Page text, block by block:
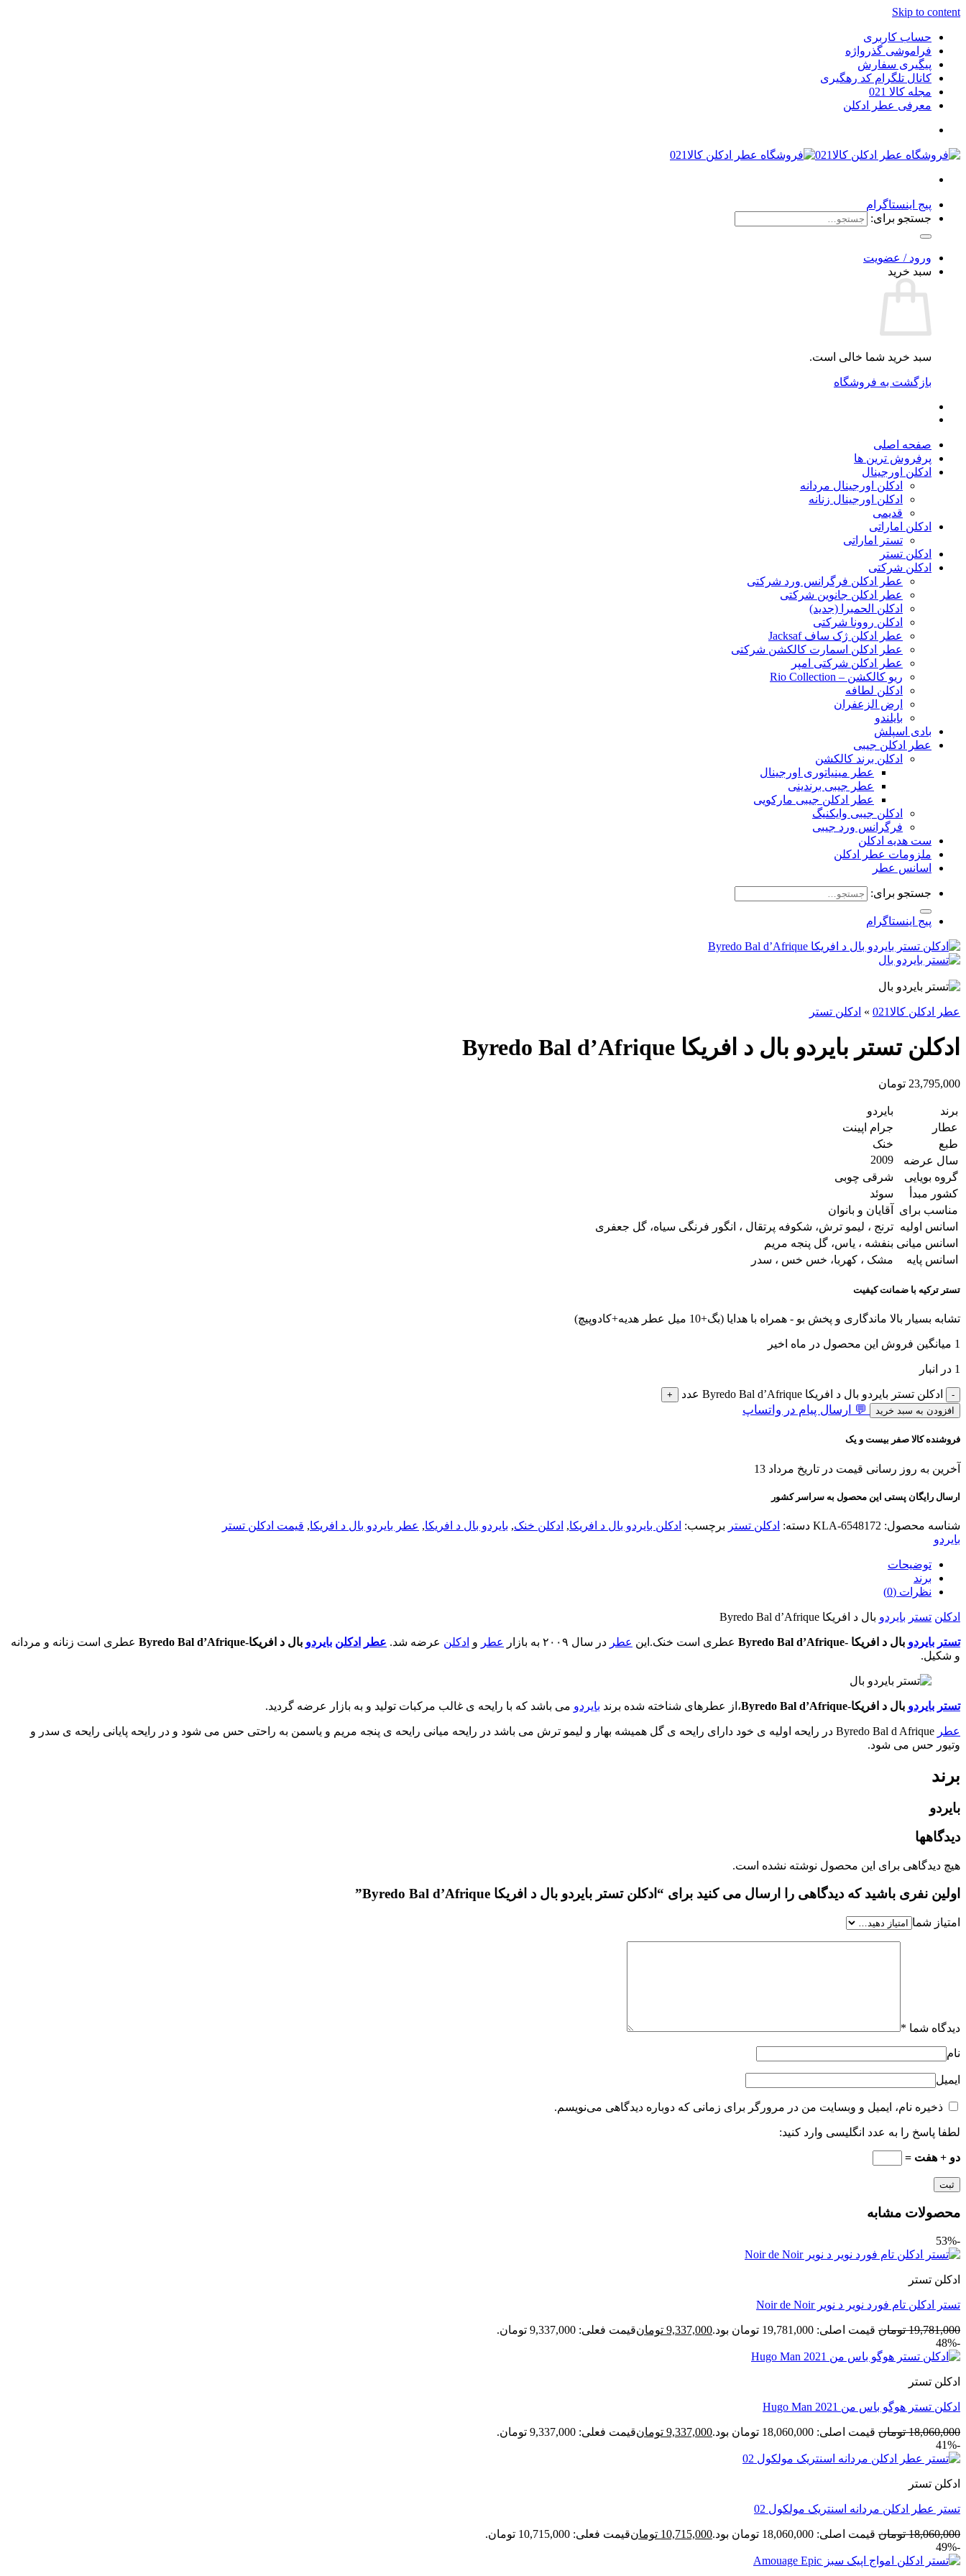
Skip to content
حساب کاربری
فراموشی گذرواژه
پیگیری سفارش
کانال تلگرام کد رهگیری
مجله کالا 021
معرفی عطر ادکلن
پیج اینستاگرام
جستجو برای:
ورود / عضویت
سبد خرید
سبد خرید شما خالی است.
بازگشت به فروشگاه
صفحه اصلی
پرفروش ترین ها
ادکلن اورجینال
ادکلن اورجینال مردانه
ادکلن اورجینال زنانه
قدیمی
ادکلن اماراتی
تستر اماراتی
ادکلن تستر
ادکلن شرکتی
عطر ادکلن فرگرانس ورد شرکتی
عطر ادکلن جانوین شرکتی
ادکلن الحمبرا (جدید)
ادکلن روونا شرکتی
عطر ادکلن ژک‌ ساف Jacksaf
عطر ادکلن اسمارت کالکشن شرکتی
عطر ادکلن شرکتی امپر
ریو کالکشن – Rio Collection
ادکلن لطافه
ارض الزعفران
بایلندو
بادی اسپلش
عطر ادکلن جیبی
ادکلن برند کالکشن
عطر مینیاتوری اورجینال
عطر جیبی برندینی
عطر ادکلن جیبی مارکویی
ادکلن جیبی وایکنیگ
فرگرانس ورد جیبی
ست هدیه ادکلن
ملزومات عطر ادکلن
اسانس عطر
جستجو برای:
پیج اینستاگرام
عطر ادکلن کالا021 » ادکلن تستر
ادکلن تستر بایردو بال د افریکا Byredo Bal d’Afrique
23,795,000 تومان
برند
بایردو
عطار
جرام اپینت
طبع
خنک
سال عرضه
2009
گروه بویایی
شرقی چوبی
کشور مبدأ
سوئد
مناسب برای
آقایان و بانوان
اسانس اولیه ترنج ، لیمو ترش، شکوفه پرتقال ، انگور فرنگی سیاه، گل جعفری
اسانس میانی بنفشه ، یاس، گل پنجه مریم
اسانس پایه
مشک ، کهربا، خس خس ، سدر
تستر ترکیه با ضمانت کیفیت
تشابه بسیار بالا ماندگاری و پخش بو - همراه با هدایا (بگ+10 میل عطر هدیه+کادوپیچ)
1 میانگین فروش این محصول در ماه اخیر
1 در انبار
ادکلن تستر بایردو بال د افریکا Byredo Bal d’Afrique عدد
افزودن به سبد خرید 💬 ارسال پیام در واتساپ
فروشنده کالا صفر بیست و یک
آخرین به روز رسانی قیمت در تاریخ مرداد 13
ارسال رایگان پستی این محصول به سراسر کشور
شناسه محصول: KLA-6548172 دسته: ادکلن تستر برچسب: ادکلن بایردو بال د افریکا, ادکلن خنک, بایردو بال د افریکا, عطر بایردو بال د افریکا, قیمت ادکلن تستر
بایردو
توضیحات
برند
نظرات (0)
ادکلن تستر بایردو بال د افریکا Byredo Bal d’Afrique
تستر بایردو بال د افریکا -Byredo Bal d’Afrique عطری است خنک.این عطر در سال ۲۰۰۹ به بازار عطر و ادکلن عرضه شد. عطر ادکلن بایردو بال د افریکا-Byredo Bal d’Afrique
عطری است زنانه و مردانه
و شکیل.
تستر بایردو بال د افریکا-Byredo Bal d’Afrique ،از عطرهای شناخته شده برند بایردو می باشد که با رایحه ی غالب مرکبات تولید و به بازار عرضه گردید.
عطر
Byredo Bal d Afrique در رایحه اولیه ی خود دارای رایحه ی گل همیشه بهار و لیمو ترش می باشد در رایحه میانی رایحه ی پنجه مریم و یاسمن به راحتی حس می شود و در رایحه پایانی رایحه ی سدر و
وتیور حس می شود.
برند
بایردو
دیدگاهها
هیچ دیدگاهی برای این محصول نوشته نشده است.
اولین نفری باشید که دیدگاهی را ارسال می کنید برای “ادکلن تستر بایردو بال د افریکا Byredo Bal d’Afrique”
امتیاز شما
دیدگاه شما *
نام
ایمیل
ذخیره نام، ایمیل و وبسایت من در مرورگر برای زمانی که دوباره دیدگاهی می‌نویسم.
لطفا پاسخ را به عدد انگلیسی وارد کنید:
دو + هفت =
محصولات مشابه
-53%
ادکلن تستر
تستر ادکلن تام فورد نویر د نویر Noir de Noir
19,781,000 تومان قیمت اصلی: 19,781,000 تومان بود. 9,337,000 تومانقیمت فعلی: 9,337,000 تومان.
-48%
ادکلن تستر
ادکلن تستر هوگو باس من Hugo Man 2021
18,060,000 تومان قیمت اصلی: 18,060,000 تومان بود. 9,337,000 تومانقیمت فعلی: 9,337,000 تومان.
-41%
ادکلن تستر
تستر عطر ادکلن مردانه اسنتریک مولکول 02
18,060,000 تومان قیمت اصلی: 18,060,000 تومان بود. 10,715,000 تومانقیمت فعلی: 10,715,000 تومان.
-49%